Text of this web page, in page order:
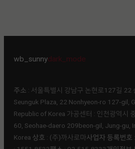
wb_sunnydark_mode
주소 : 서울특별시 강남구 논현로127길 22
Seunguk Plaza, 22 Nonhyeon-ro 127-gil,
Republic of Korea 가공센터 : 인천광역시
60, Seohae-daero 209beon-gil, Jung-gu,
Korea 상호 : (주)까사로마ㅤ사업자 등록번호